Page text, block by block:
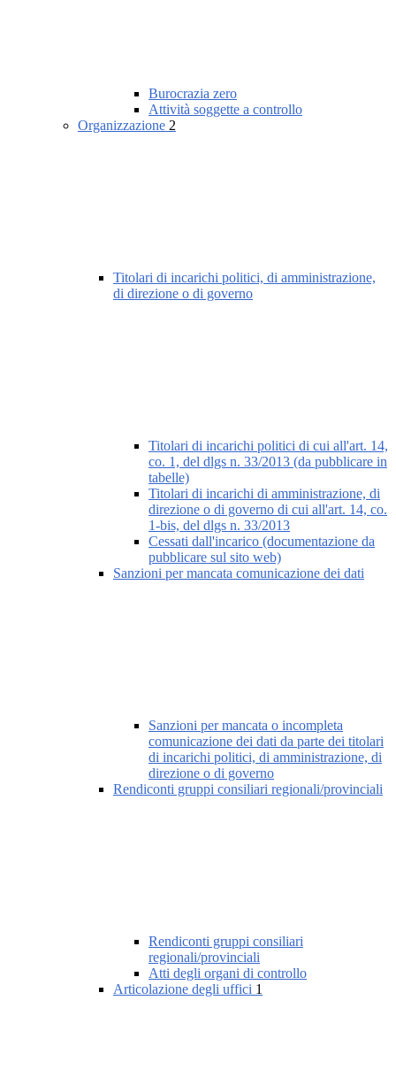
Burocrazia zero
Attività soggette a controllo
Organizzazione 2
Titolari di incarichi politici, di amministrazione,
di direzione o di governo
Titolari di incarichi politici di cui all'art. 14,
co. 1, del dlgs n. 33/2013 (da pubblicare in
tabelle)
Titolari di incarichi di amministrazione, di
direzione o di governo di cui all'art. 14, co.
1-bis, del dlgs n. 33/2013
Cessati dall'incarico (documentazione da
pubblicare sul sito web)
Sanzioni per mancata comunicazione dei dati
Sanzioni per mancata o incompleta
comunicazione dei dati da parte dei titolari
di incarichi politici, di amministrazione, di
direzione o di governo
Rendiconti gruppi consiliari regionali/provinciali
Rendiconti gruppi consiliari
regionali/provinciali
Atti degli organi di controllo
Articolazione degli uffici 1